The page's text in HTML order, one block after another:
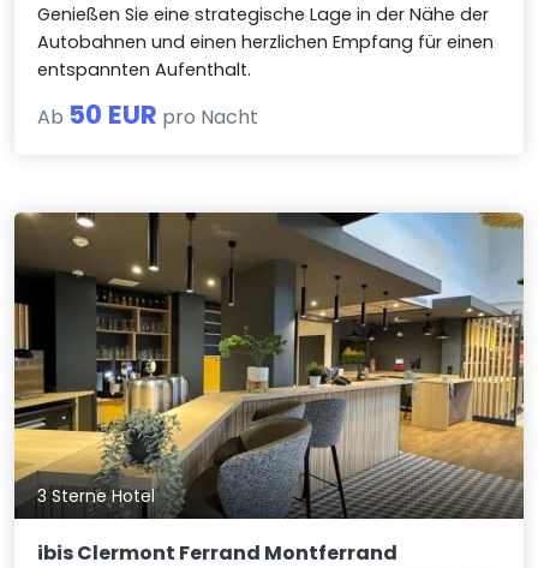
Genießen Sie eine strategische Lage in der Nähe der
Autobahnen und einen herzlichen Empfang für einen
entspannten Aufenthalt.
Ab 50 EUR pro Nacht
3 Sterne Hotel
ibis Clermont Ferrand Montferrand